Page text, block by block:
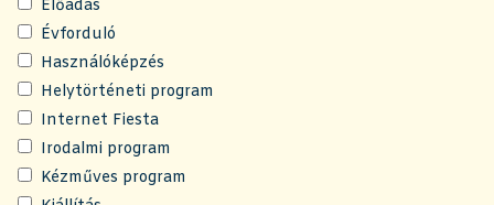
Előadás
Évforduló
Használóképzés
Helytörténeti program
Internet Fiesta
Irodalmi program
Kézműves program